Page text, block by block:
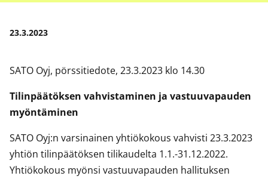
23.3.2023
SATO Oyj, pörssitiedote, 23.3.2023 klo 14.30
Tilinpäätöksen vahvistaminen ja vastuuvapauden
myöntäminen
SATO Oyj:n varsinainen yhtiökokous vahvisti 23.3.2023
yhtiön tilinpäätöksen tilikaudelta 1.1.-31.12.2022.
Yhtiökokous myönsi vastuuvapauden hallituksen